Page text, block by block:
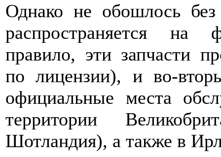
Однако не обошлось
распространяется на
правило, эти запчасти
по лицензии), и во-
официальные места
территории
Шотландия), а также в